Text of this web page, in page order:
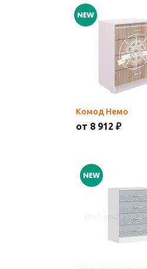
Комод Немо
от 8 912 ₽